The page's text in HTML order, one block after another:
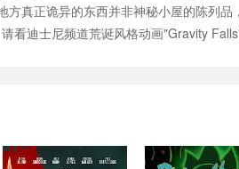
方真正诡异的东西并非神秘小屋的陈
看迪士尼频道荒诞风格动画"Gravity Falls"